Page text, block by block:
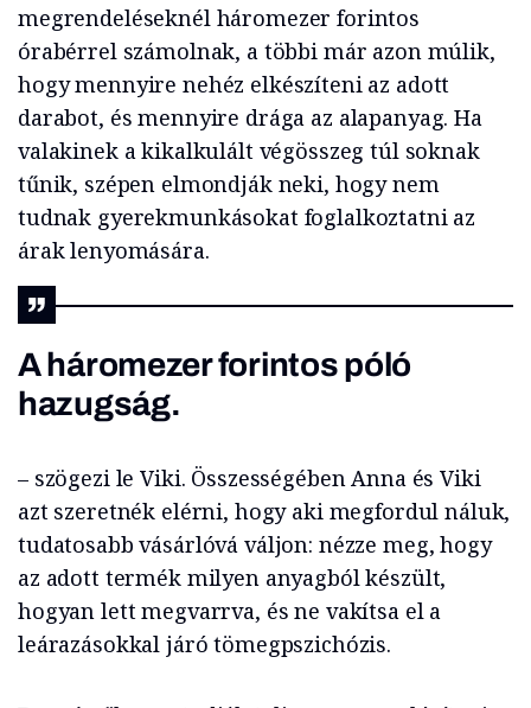
megrendeléseknél háromezer forintos
órabérrel számolnak, a többi már azon múlik,
hogy mennyire nehéz elkészíteni az adott
darabot, és mennyire drága az alapanyag. Ha
valakinek a kikalkulált végösszeg túl soknak
tűnik, szépen elmondják neki, hogy nem
tudnak gyerekmunkásokat foglalkoztatni az
árak lenyomására.
A háromezer forintos póló
hazugság.
– szögezi le Viki. Összességében Anna és Viki
azt szeretnék elérni, hogy aki megfordul náluk,
tudatosabb vásárlóvá váljon: nézze meg, hogy
az adott termék milyen anyagból készült,
hogyan lett megvarrva, és ne vakítsa el a
leárazásokkal járó tömegpszichózis.